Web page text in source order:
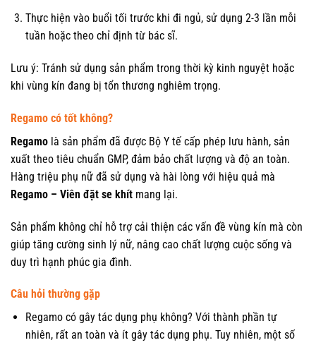
Thực hiện vào buổi tối trước khi đi ngủ, sử dụng 2-3 lần mỗi
tuần hoặc theo chỉ định từ bác sĩ.
Lưu ý: Tránh sử dụng sản phẩm trong thời kỳ kinh nguyệt hoặc
khi vùng kín đang bị tổn thương nghiêm trọng.
Regamo có tốt không?
Regamo là sản phẩm đã được Bộ Y tế cấp phép lưu hành, sản
xuất theo tiêu chuẩn GMP, đảm bảo chất lượng và độ an toàn.
Hàng triệu phụ nữ đã sử dụng và hài lòng với hiệu quả mà
Regamo – Viên đặt se khít mang lại.
Sản phẩm không chỉ hỗ trợ cải thiện các vấn đề vùng kín mà còn
giúp tăng cường sinh lý nữ, nâng cao chất lượng cuộc sống và
duy trì hạnh phúc gia đình.
Câu hỏi thường gặp
Regamo có gây tác dụng phụ không? Với thành phần tự
nhiên, rất an toàn và ít gây tác dụng phụ. Tuy nhiên, một số